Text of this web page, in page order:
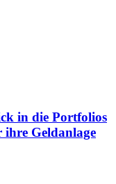
in die Portfolios
ihre Geldanlage